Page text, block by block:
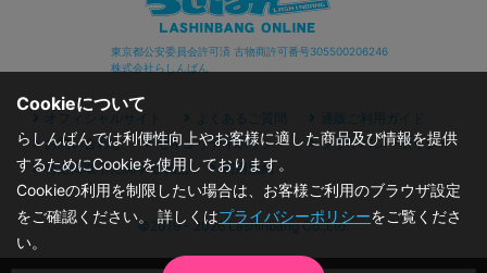
東京都公安委員会許可済 古物商許可番号305500206246
株式会社らしんばん
オフィシャルサイト よくあるご質問
通販ご利用ガイド
お問い合わせ
セキュリティポリシー
プライバシーポリシー
特定商取引に関する表記
利用規約
©2019 - 2026 Lashinbang Co.,Ltd.
Cookieについて
らしんばんでは利便性向上やお客様に適した商品及び情報を提供
するためにCookieを使用しております。
Cookieの利用を制限したい場合は、お客様ご利用のブラウザ設定
をご確認ください。 詳しくはプライバシーポリシーをご覧くださ
い。